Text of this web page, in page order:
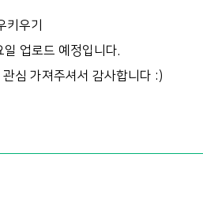
키우기
업로드 예정입니다.
심 가져주셔서 감사합니다 :)